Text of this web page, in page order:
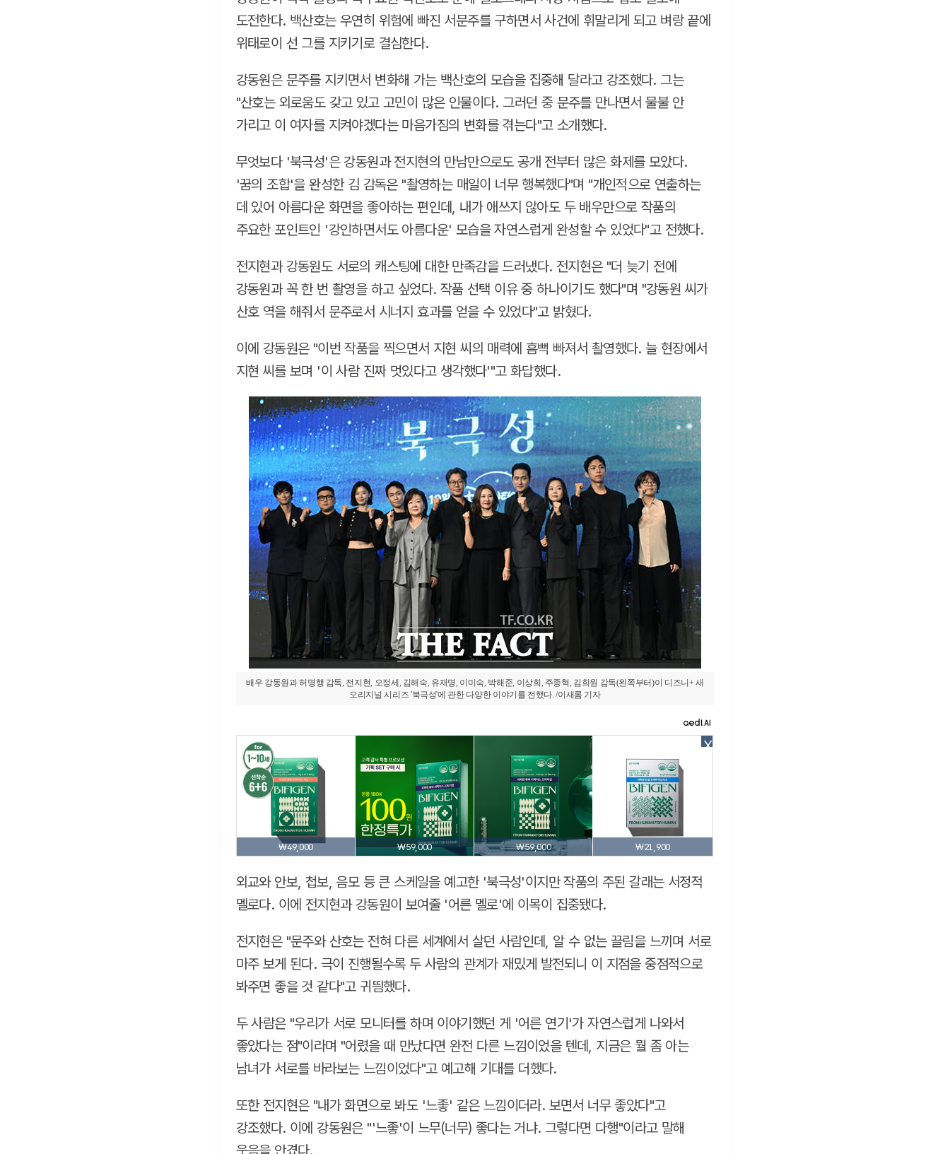
도전한다. 백산호는 우연히 위험에 빠진 서문주를 구하면서 사건에 휘말리게 되고 벼랑 끝에
위태로이 선 그를 지키기로 결심한다.
강동원은 문주를 지키면서 변화해 가는 백산호의 모습을 집중해 달라고 강조했다. 그는
"산호는 외로움도 갖고 있고 고민이 많은 인물이다. 그러던 중 문주를 만나면서 물불 안
가리고 이 여자를 지켜야겠다는 마음가짐의 변화를 겪는다"고 소개했다.
무엇보다 '북극성'은 강동원과 전지현의 만남만으로도 공개 전부터 많은 화제를 모았다.
'꿈의 조합'을 완성한 김 감독은 "촬영하는 매일이 너무 행복했다"며 "개인적으로 연출하는
데 있어 아름다운 화면을 좋아하는 편인데, 내가 애쓰지 않아도 두 배우만으로 작품의
주요한 포인트인 '강인하면서도 아름다운' 모습을 자연스럽게 완성할 수 있었다"고 전했다.
전지현과 강동원도 서로의 캐스팅에 대한 만족감을 드러냈다. 전지현은 "더 늦기 전에
강동원과 꼭 한 번 촬영을 하고 싶었다. 작품 선택 이유 중 하나이기도 했다"며 "강동원 씨가
산호 역을 해줘서 문주로서 시너지 효과를 얻을 수 있었다"고 밝혔다.
이에 강동원은 "이번 작품을 찍으면서 지현 씨의 매력에 흠뻑 빠져서 촬영했다. 늘 현장에서
지현 씨를 보며 '이 사람 진짜 멋있다고 생각했다'"고 화답했다.
배우 강동원과 허명행 감독, 전지현, 오정세, 김해숙, 유재명, 이미숙, 박해준, 이상희, 주종혁, 김희원 감독(왼쪽부터)이 디즈니+ 새
오리지널 시리즈 '북극성'에 관한 다양한 이야기를 전했다. /이새롬 기자
X
₩49,000 ₩59,000 ₩59,000 ₩21,900
외교와 안보, 첩보, 음모 등 큰 스케일을 예고한 '북극성'이지만 작품의 주된 갈래는 서정적
멜로다. 이에 전지현과 강동원이 보여줄 '어른 멜로'에 이목이 집중됐다.
전지현은 "문주와 산호는 전혀 다른 세계에서 살던 사람인데, 알 수 없는 끌림을 느끼며 서로
마주 보게 된다. 극이 진행될수록 두 사람의 관계가 재밌게 발전되니 이 지점을 중점적으로
봐주면 좋을 것 같다"고 귀띔했다.
두 사람은 "우리가 서로 모니터를 하며 이야기했던 게 '어른 연기'가 자연스럽게 나와서
좋았다는 점"이라며 "어렸을 때 만났다면 완전 다른 느낌이었을 텐데, 지금은 뭘 좀 아는
남녀가 서로를 바라보는 느낌이었다"고 예고해 기대를 더했다.
또한 전지현은 "내가 화면으로 봐도 '느좋' 같은 느낌이더라. 보면서 너무 좋았다"고
강조했다. 이에 강동원은 "'느좋'이 느무(너무) 좋다는 거냐. 그렇다면 다행"이라고 말해
웃음을 안겼다.